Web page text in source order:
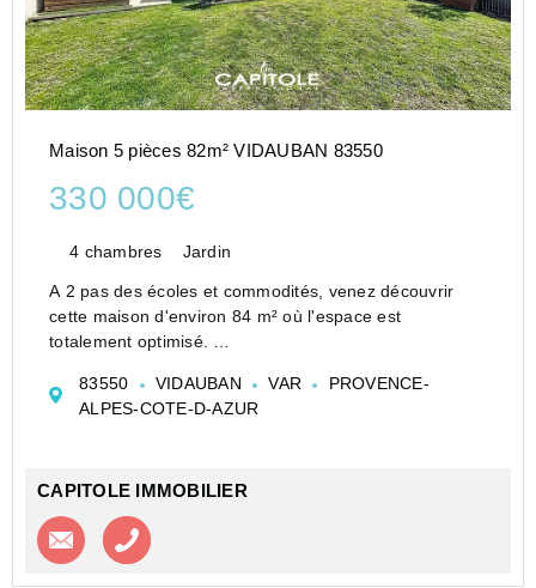
Maison 5 pièces 82m² VIDAUBAN 83550
330 000€
4 chambres Jardin
A 2 pas des écoles et commodités, venez découvrir
cette maison d'environ 84 m² où l'espace est
totalement optimisé.
performance énergétique, elle dispose de panneaux
solaires.
83550 VIDAUBAN VAR
PROVENCE-
ALPES-COTE-D-AZUR
CAPITOLE IMMOBILIER
Contacter l'agence